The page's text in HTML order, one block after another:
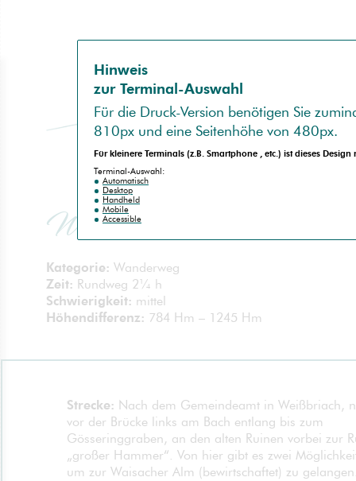
Waisacher Alm
Kategorie: Wanderweg
Zeit: Rundweg 2¼ h
Schwierigkeit: mittel
Höhendifferenz: 784 Hm – 1245 Hm
Strecke: Nach dem Gemeindeamt in Weißbriach,
vor der Brücke links am Bach entlang bis zum
Gösseringgraben, an den alten Ruinen vorbei zur
„großer Hammer“. Von hier gibt es zwei
um zur Waisacher Alm (bewirtschaftet) zu
Hinweis
zur Terminal-Auswahl
Für die Druck-Version benötigen Sie
810px und eine Seitenhöhe von 480px.
Für kleinere Terminals (z.B. Smartphone , etc.) ist dieses
Terminal-Auswahl:
Automatisch
Desktop
Handheld
Mobile
Accessible